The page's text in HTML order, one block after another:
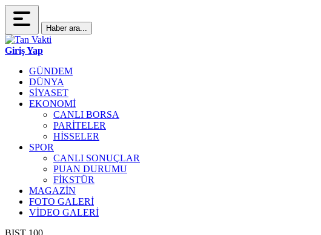
Haber ara...
Giriş Yap
GÜNDEM
DÜNYA
SİYASET
EKONOMİ
CANLI BORSA
PARİTELER
HİSSELER
SPOR
CANLI SONUÇLAR
PUAN DURUMU
FİKSTÜR
MAGAZİN
FOTO GALERİ
VİDEO GALERİ
BIST 100